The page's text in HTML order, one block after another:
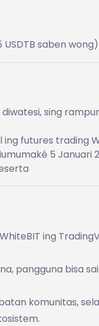
saben wong)
sing
futures trading
5 Januari
ing
pangguna bisa
komunitas,